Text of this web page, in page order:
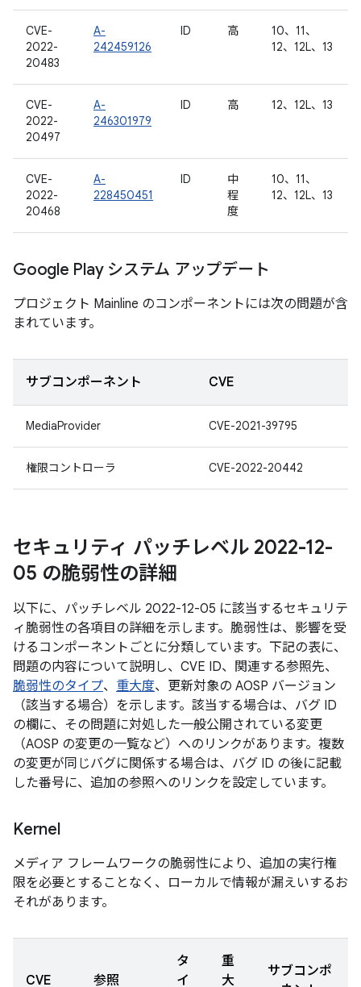
CVE-
2022-
20483
A-
242459126
ID 高
10、11、
12、12L、13
CVE-
2022-
20497
A-
246301979
ID 高 12、12L、13
CVE-
2022-
20468
A-
228450451
ID
中
程
度
10、11、
12、12L、13
Google Play システム アップデート
プロジェクト Mainline のコンポーネントには次の問題が含
まれています。
サブコンポーネント CVE
MediaProvider CVE-2021-39795
権限コントローラ CVE-2022-20442
セキュリティ パッチレベル 2022-12-
05 の脆弱性の詳細
以下に、パッチレベル 2022-12-05 に該当するセキュリテ
ィ脆弱性の各項目の詳細を示します。脆弱性は、影響を受
けるコンポーネントごとに分類しています。下記の表に、
問題の内容について説明し、CVE ID、関連する参照先、
脆弱性のタイプ、 重大度、更新対象の AOSP バージョン
（該当する場合）を示します。該当する場合は、バグ ID
の欄に、その問題に対処した一般公開されている変更
（AOSP の変更の一覧など）へのリンクがあります。複数
の変更が同じバグに関係する場合は、バグ ID の後に記載
した番号に、追加の参照へのリンクを設定しています。
Kernel
メディア フレームワークの脆弱性により、追加の実行権
限を必要とすることなく、ローカルで情報が漏えいするお
それがあります。
CVE 参照
タ
イ
重
大
サブコンポ